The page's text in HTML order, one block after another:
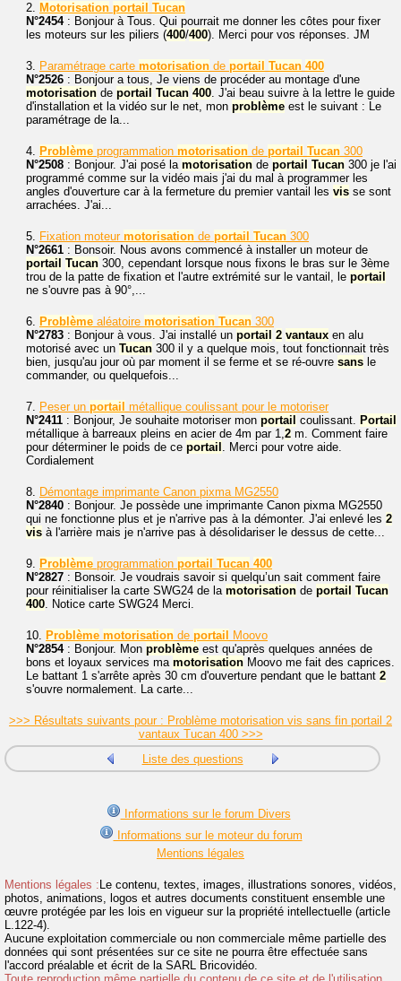
2. Motorisation portail Tucan
N°2454: Bonjour à Tous. Qui pourrait me donner les côtes pour fixer
les moteurs sur les piliers (400/400). Merci pour vos réponses. JM
3. Paramétrage carte motorisation de portail Tucan 400
N°2526 : Bonjour a tous, Je viens de procéder au montage d'une
motorisation de portail Tucan 400. J'ai beau suivre à la lettre le guide
d'installation et la vidéo sur le net, mon problème est le suivant : Le
paramétrage de la...
4. Problème programmation motorisation de portail Tucan 300
N°2508 : Bonjour. J'ai posé la motorisation de portail Tucan 300 je l'ai
programmé comme sur la vidéo mais j'ai du mal à programmer les
angles d'ouverture car à la fermeture du premier vantail les vis se sont
arrachées. J'ai...
5. Fixation moteur motorisation de portail Tucan 300
N°2661 : Bonsoir. Nous avons commencé à installer un moteur de
portail Tucan 300, cependant lorsque nous fixons le bras sur le 3ème
trou de la patte de fixation et l'autre extrémité sur le vantail, le portail
ne s'ouvre pas à 90°,...
6. Problème aléatoire motorisation Tucan 300
N°2783 : Bonjour à vous. J'ai installé un portail 2 vantaux en alu
motorisé avec un Tucan 300 il y a quelque mois, tout fonctionnait très
bien, jusqu'au jour où par moment il se ferme et se ré-ouvre sans le
commander, ou quelquefois...
7. Peser un portail métallique coulissant pour le motoriser
N°2411 : Bonjour, Je souhaite motoriser mon portail coulissant. Portail
métallique à barreaux pleins en acier de 4m par 1,2 m. Comment faire
pour déterminer le poids de ce portail . Merci pour votre aide.
Cordialement
8. Démontage imprimante Canon pixma MG2550
N°2840 : Bonjour. Je possède une imprimante Canon pixma MG2550
qui ne fonctionne plus et je n'arrive pas à la démonter. J'ai enlevé les 2
vis à l'arrière mais je n'arrive pas à désolidariser le dessus de cette...
9. Problème programmation portail Tucan 400
N°2827 : Bonsoir. Je voudrais savoir si quelqu’un sait comment faire
pour réinitialiser la carte SWG24 de la motorisation de portail Tucan
400. Notice carte SWG24 Merci.
10. Problème motorisation de portail
Moovo
N°2854: Bonjour. Mon problème est qu'après quelques années de
bons et loyaux services ma motorisation Moovo me fait des caprices.
Le battant 1 s'arrête après 30 cm d'ouverture pendant que le battant 2
s'ouvre normalement. La carte...
>>> Résultats suivants pour : Problème motorisation vis sans fin portail 2
vantaux Tucan 400 >>>
Liste des questions
Informations sur le forum Divers
Informations sur le moteur du forum
Mentions légales
Mentions légales : Le contenu, textes, images, illustrations sonores, vidéos,
photos, animations, logos et autres documents constituent ensemble une
œuvre protégée par les lois en vigueur sur la propriété intellectuelle (article
L.122-4).
Aucune exploitation commerciale ou non commerciale même partielle des
données qui sont présentées sur ce site ne pourra être effectuée sans
l'accord préalable et écrit de la SARL Bricovidéo.